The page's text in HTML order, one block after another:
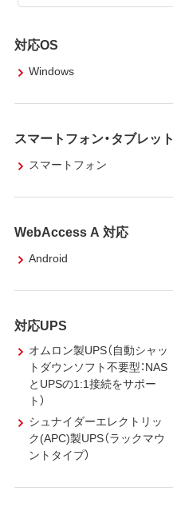
対応OS
Windows
スマートフォン・タブレット
スマートフォン
WebAccess A 対応
Android
対応UPS
オムロン製UPS（自動シャッ
トダウンソフト不要型：NAS
とUPSの1:1接続をサポー
ト）
シュナイダーエレクトリッ
ク(APC)製UPS（ラックマウ
ントタイプ）